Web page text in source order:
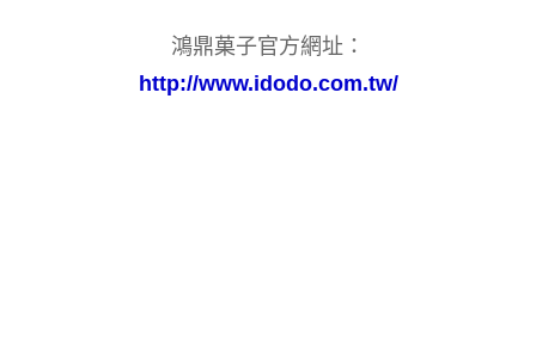
鴻鼎菓子官方網址：
http://www.idodo.com.tw/